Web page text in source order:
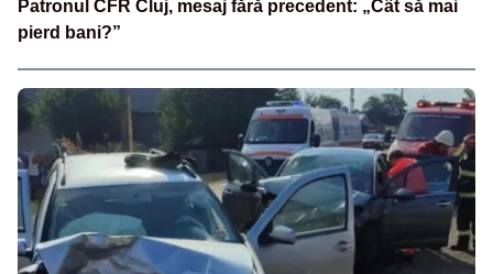
Patronul CFR Cluj, mesaj fără precedent: „Cât să mai
pierd bani?”